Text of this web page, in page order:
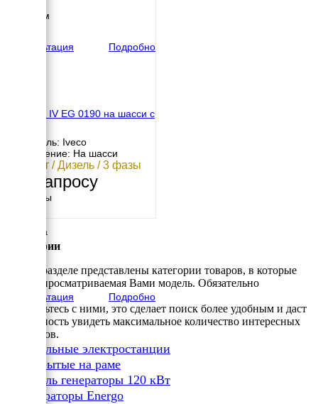
2800 мм
Консультация
Подробно
EMSA E IV EG 0190 на шасси с
Двигатель: Iveco
Исполнение: На шасси
136 кВт / Дизель / 3 фазы
По запросу
Размеры
Ширина
Консультация
Подробно
Категории
В этом разделе представлены категории товаров, в которые
входит просматриваемая Вами модель. Обязательно
ознакомьтесь с ними, это сделает поиск более удобным и даст
возможность увидеть максимальное количество интересных
вариантов.
Дизельные электростанции
Открытые на раме
Дизель генераторы 120 кВт
Генераторы Energo